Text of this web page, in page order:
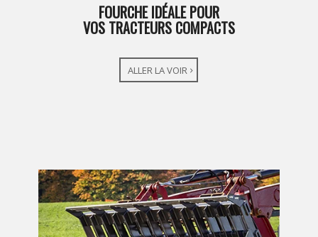
FOURCHE IDÉALE POUR
VOS TRACTEURS COMPACTS
ALLER LA VOIR